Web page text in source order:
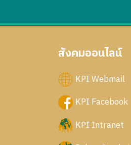
สังคมออนไลน์
KPI Webmail
KPI Facebook
KPI Intranet